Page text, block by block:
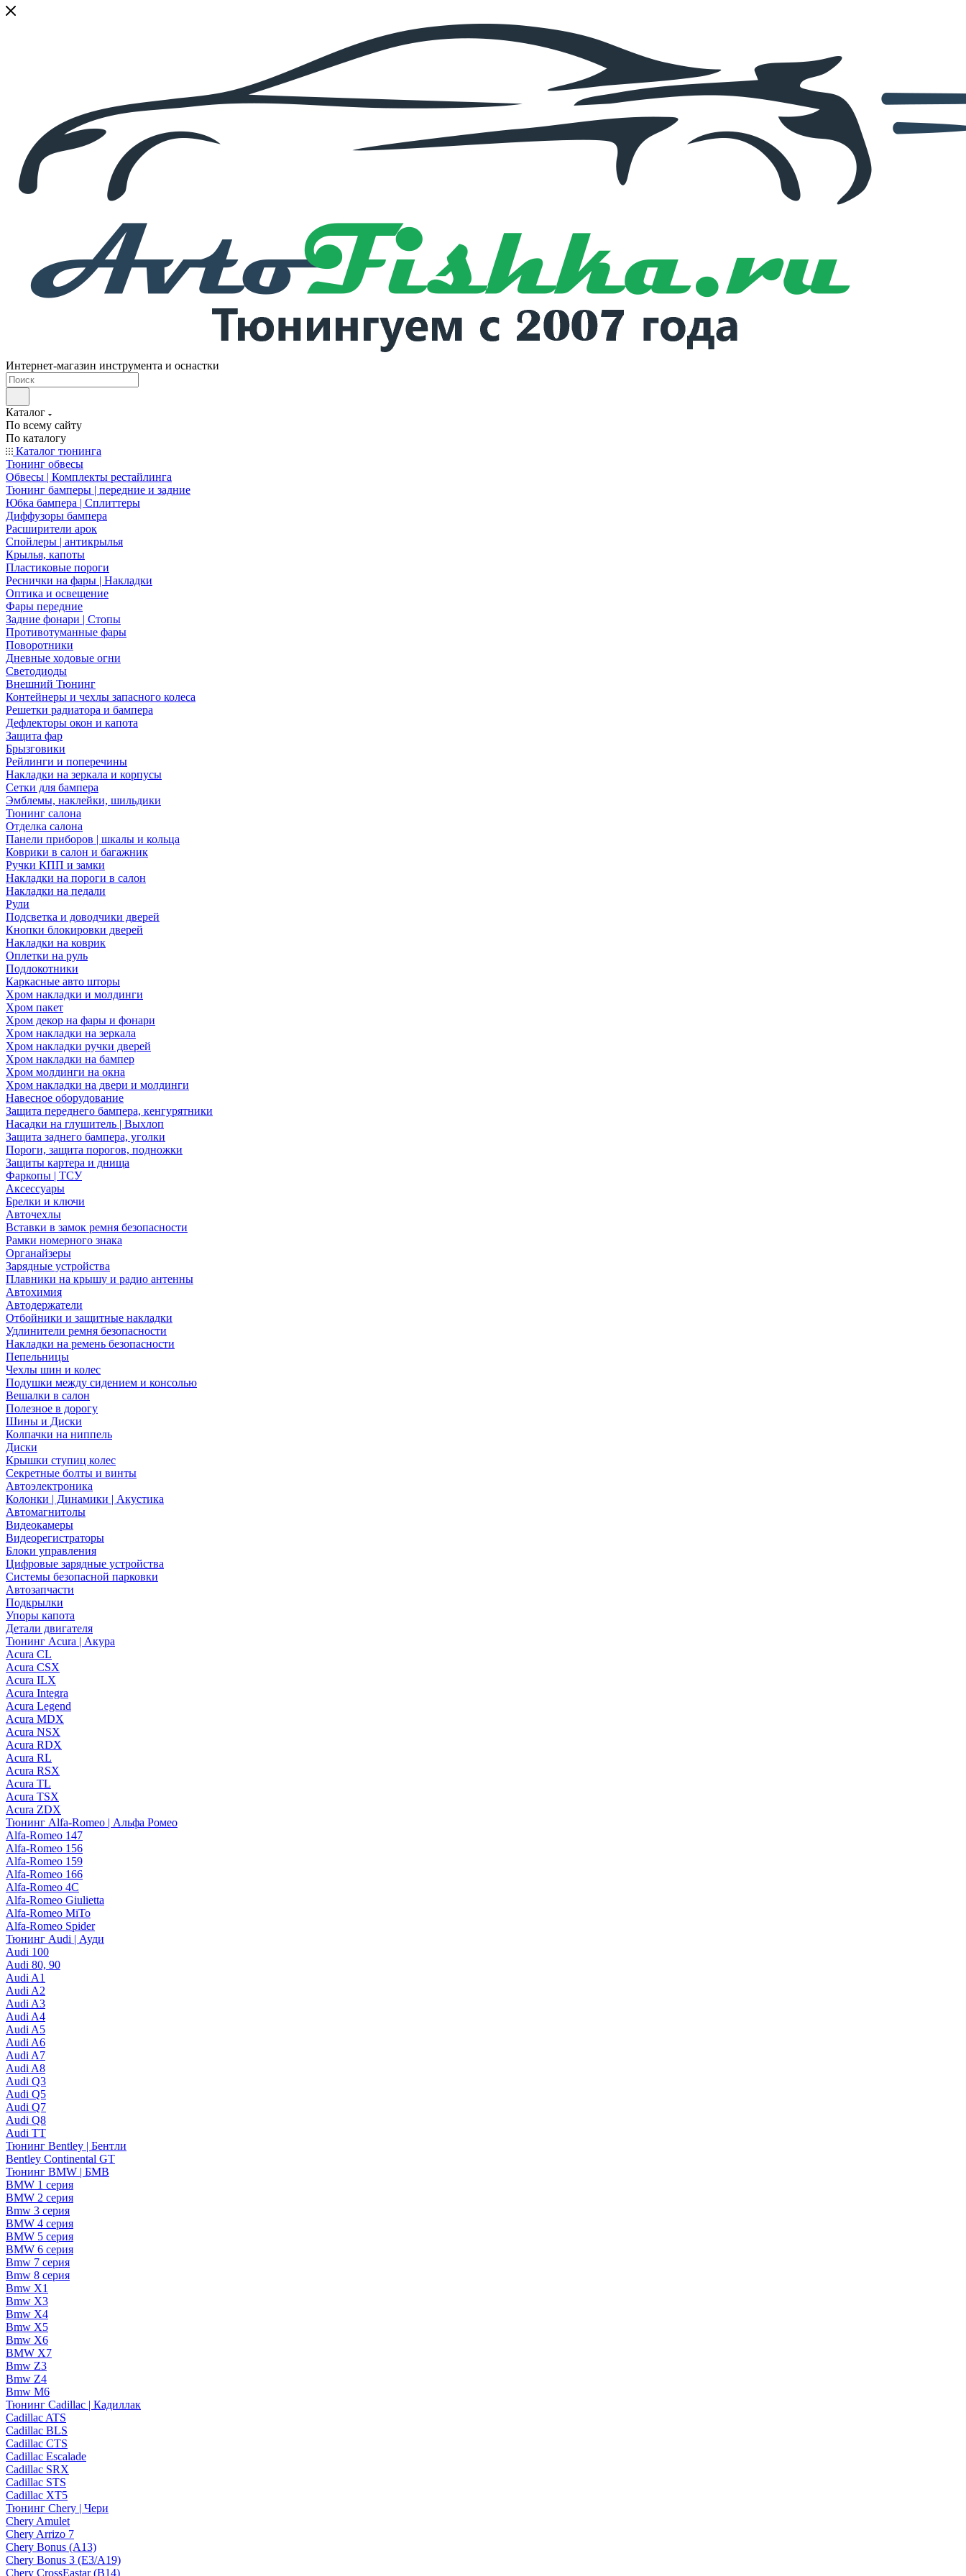
Интернет-магазин инструмента и оснастки
Каталог
По всему сайту
По каталогу
Каталог тюнинга
Тюнинг обвесы
Обвесы | Комплекты рестайлинга
Тюнинг бамперы | передние и задние
Юбка бампера | Сплиттеры
Диффузоры бампера
Расширители арок
Спойлеры | антикрылья
Крылья, капоты
Пластиковые пороги
Реснички на фары | Накладки
Оптика и освещение
Фары передние
Задние фонари | Стопы
Противотуманные фары
Поворотники
Дневные ходовые огни
Светодиоды
Внешний Тюнинг
Контейнеры и чехлы запасного колеса
Решетки радиатора и бампера
Дефлекторы окон и капота
Защита фар
Брызговики
Рейлинги и поперечины
Накладки на зеркала и корпусы
Сетки для бампера
Эмблемы, наклейки, шильдики
Тюнинг салона
Отделка салона
Панели приборов | шкалы и кольца
Коврики в салон и багажник
Ручки КПП и замки
Накладки на пороги в салон
Накладки на педали
Рули
Подсветка и доводчики дверей
Кнопки блокировки дверей
Накладки на коврик
Оплетки на руль
Подлокотники
Каркасные авто шторы
Хром накладки и молдинги
Хром пакет
Хром декор на фары и фонари
Хром накладки на зеркала
Хром накладки ручки дверей
Хром накладки на бампер
Хром молдинги на окна
Хром накладки на двери и молдинги
Навесное оборудование
Защита переднего бампера, кенгурятники
Насадки на глушитель | Выхлоп
Защита заднего бампера, уголки
Пороги, защита порогов, подножки
Защиты картера и днища
Фаркопы | ТСУ
Аксессуары
Брелки и ключи
Авточехлы
Вставки в замок ремня безопасности
Рамки номерного знака
Органайзеры
Зарядные устройства
Плавники на крышу и радио антенны
Автохимия
Автодержатели
Отбойники и защитные накладки
Удлинители ремня безопасности
Накладки на ремень безопасности
Пепельницы
Чехлы шин и колес
Подушки между сидением и консолью
Вешалки в салон
Полезное в дорогу
Шины и Диски
Колпачки на ниппель
Диски
Крышки ступиц колес
Секретные болты и винты
Автоэлектроника
Колонки | Динамики | Акустика
Автомагнитолы
Видеокамеры
Видеорегистраторы
Блоки управления
Цифровые зарядные устройства
Системы безопасной парковки
Автозапчасти
Подкрылки
Упоры капота
Детали двигателя
Тюнинг Acura | Акура
Acura CL
Acura CSX
Acura ILX
Acura Integra
Acura Legend
Acura MDX
Acura NSX
Acura RDX
Acura RL
Acura RSX
Acura TL
Acura TSX
Acura ZDX
Тюнинг Alfa-Romeo | Альфа Ромео
Alfa-Romeo 147
Alfa-Romeo 156
Alfa-Romeo 159
Alfa-Romeo 166
Alfa-Romeo 4C
Alfa-Romeo Giulietta
Alfa-Romeo MiTo
Alfa-Romeo Spider
Тюнинг Audi | Ауди
Audi 100
Audi 80, 90
Audi A1
Audi A2
Audi A3
Audi A4
Audi A5
Audi A6
Audi A7
Audi A8
Audi Q3
Audi Q5
Audi Q7
Audi Q8
Audi TT
Тюнинг Bentley | Бентли
Bentley Continental GT
Тюнинг BMW | БМВ
BMW 1 серия
BMW 2 серия
Bmw 3 серия
BMW 4 серия
BMW 5 серия
BMW 6 серия
Bmw 7 серия
Bmw 8 серия
Bmw X1
Bmw X3
Bmw X4
Bmw X5
Bmw X6
BMW X7
Bmw Z3
Bmw Z4
Bmw М6
Тюнинг Cadillac | Кадиллак
Cadillac ATS
Cadillac BLS
Cadillac CTS
Cadillac Escalade
Cadillac SRX
Cadillac STS
Cadillac XT5
Тюнинг Chery | Чери
Chery Amulet
Chery Arrizo 7
Chery Bonus (A13)
Chery Bonus 3 (E3/A19)
Chery CrossEastar (B14)